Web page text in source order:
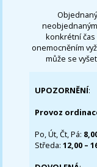
konkrétní čas
onemocněním
může se
UPOZORNĚNÍ:
Provoz
Po, Út, Čt, Pá:
Středa:12,00 –